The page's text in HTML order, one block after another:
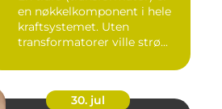
en nøkkelkomponent i hele
kraftsystemet. Uten
transformatorer ville strø...
30. jul